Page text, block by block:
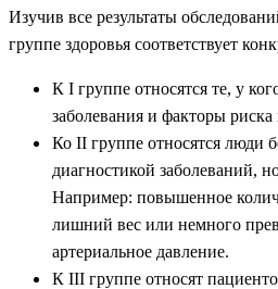
Изучив все результаты
группе здоровья соответствует
К I группе относятся те, у
заболевания и факторы риска
Ко II группе относятся люди
диагностикой заболеваний,
Например: повышенное
лишний вес или немного
артериальное давление.
К III группе относят